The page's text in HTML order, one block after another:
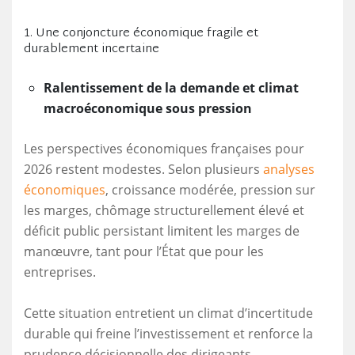
1. Une conjoncture économique fragile et
durablement incertaine
Ralentissement de la demande et climat
macroéconomique sous pression
Les perspectives économiques françaises pour
2026 restent modestes. Selon plusieurs analyses
économiques, croissance modérée, pression sur
les marges, chômage structurellement élevé et
déficit public persistant limitent les marges de
manœuvre, tant pour l’État que pour les
entreprises.
Cette situation entretient un climat d’incertitude
durable qui freine l’investissement et renforce la